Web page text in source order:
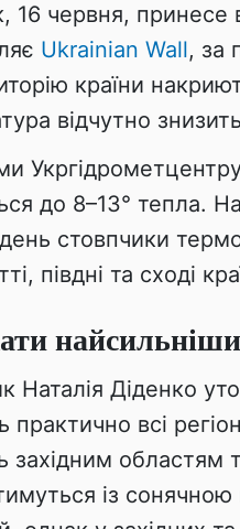
16 червня, принесе
Ukrainian Wall, за
країни
відчутно
до 8–13° тепла.
стовпчики
півдні та сході
Наталія Діденко
практично всі
західним
із